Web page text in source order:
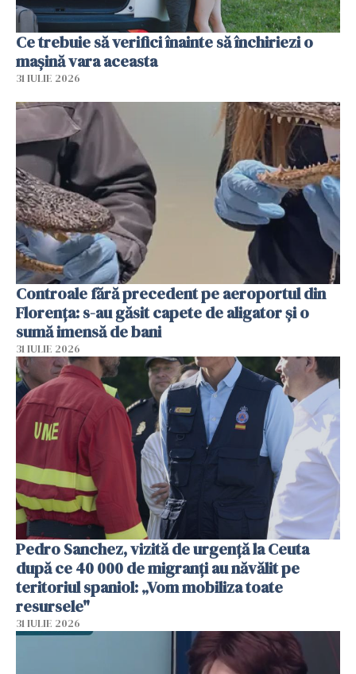
Ce trebuie să verifici înainte să închiriezi o
mașină vara aceasta
31 IULIE 2026
Controale fără precedent pe aeroportul din
Florența: s-au găsit capete de aligator și o
sumă imensă de bani
31 IULIE 2026
Pedro Sanchez, vizită de urgență la Ceuta
după ce 40 000 de migranți au năvălit pe
teritoriul spaniol: „Vom mobiliza toate
resursele"
31 IULIE 2026